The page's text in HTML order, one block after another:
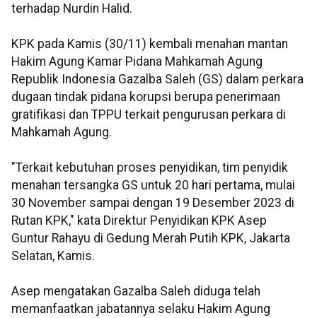
terhadap Nurdin Halid.
KPK pada Kamis (30/11) kembali menahan mantan
Hakim Agung Kamar Pidana Mahkamah Agung
Republik Indonesia Gazalba Saleh (GS) dalam perkara
dugaan tindak pidana korupsi berupa penerimaan
gratifikasi dan TPPU terkait pengurusan perkara di
Mahkamah Agung.
"Terkait kebutuhan proses penyidikan, tim penyidik
menahan tersangka GS untuk 20 hari pertama, mulai
30 November sampai dengan 19 Desember 2023 di
Rutan KPK," kata Direktur Penyidikan KPK Asep
Guntur Rahayu di Gedung Merah Putih KPK, Jakarta
Selatan, Kamis.
Asep mengatakan Gazalba Saleh diduga telah
memanfaatkan jabatannya selaku Hakim Agung